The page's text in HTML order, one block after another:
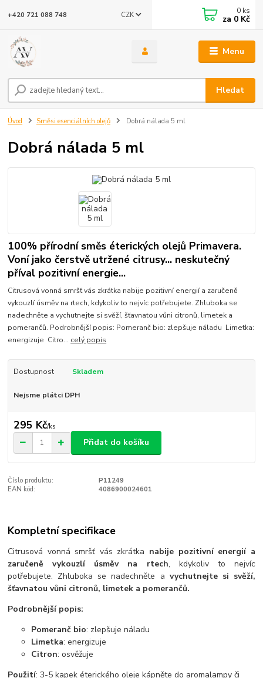
Menu
CZK
Hledat
+420 721 088 748 0 ks
za 0 Kč
Úvod Směsi esenciálních olejů Dobrá nálada 5 ml
Dobrá nálada 5 ml
100% přírodní směs éterických olejů Primavera.
Voní jako čerstvě utržené citrusy... neskutečný
příval pozitivní energie...
Citrusová vonná smršť vás zkrátka nabije pozitivní energií a zaručeně
vykouzlí úsměv na rtech, kdykoliv to nejvíc potřebujete. Zhluboka se
nadechněte a vychutnejte si svěží, šťavnatou vůni citronů, limetek a
pomerančů. Podrobnější popis: Pomeranč bio: zlepšuje náladu Limetka:
energizuje Citro... celý popis
Dostupnost Skladem
Nejsme plátci DPH
295 Kč/ks
Přidat do košíku
Číslo produktu:
P11249
EAN kód:
4086900024601
Kompletní specifikace
Citrusová vonná smršť vás zkrátka nabije pozitivní energií a
zaručeně vykouzlí úsměv na rtech, kdykoliv to nejvíc
potřebujete. Zhluboka se nadechněte a vychutnejte si svěží,
šťavnatou vůni citronů, limetek a pomerančů.
Podrobnější popis:
Pomeranč bio: zlepšuje náladu
Limetka: energizuje
Citron: osvěžuje
Použití: 3-5 kapek éterického oleje kápněte do aromalampy či